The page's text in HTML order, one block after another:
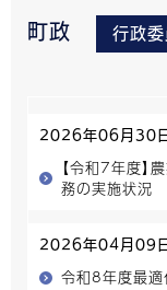
町政 行政
2026年06月30
【令和7年度】
務の実施状況
2026年04月09
令和8年度最